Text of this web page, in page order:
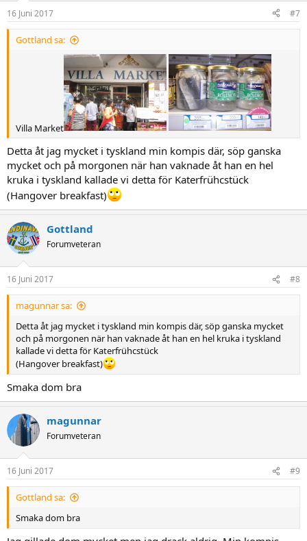
s
:
16 Juni 2017 #7
Gottland sa:
Villa Market
Detta åt jag mycket i tyskland min kompis där, söp ganska
mycket och på morgonen när han vaknade åt han en hel
kruka i tyskland kallade vi detta för Katerfrühcstück
(Hangover breakfast)
Gottland
Forumveteran
16 Juni 2017 #8
magunnar sa:
Detta åt jag mycket i tyskland min kompis där, söp ganska mycket
och på morgonen när han vaknade åt han en hel kruka i tyskland
kallade vi detta för Katerfrühcstück
(Hangover breakfast)
Smaka dom bra
magunnar
Forumveteran
16 Juni 2017 #9
Gottland sa:
Smaka dom bra